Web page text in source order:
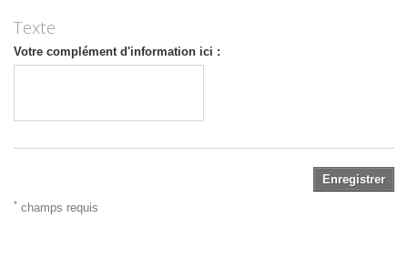
Texte
Votre complément d'information ici :
Enregistrer
* champs requis